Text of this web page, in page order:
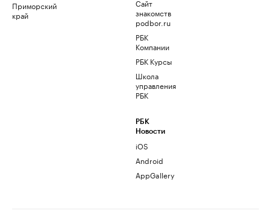
Приморский
край
Сайт
знакомств
podbor.ru
РБК
Компании
РБК Курсы
Школа
управления
РБК
РБК
Новости
iOS
Android
AppGallery